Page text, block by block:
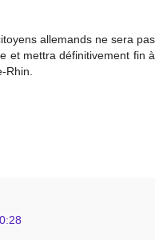
allemands ne sera pas
et mettra définitivement fin à
Rhin.